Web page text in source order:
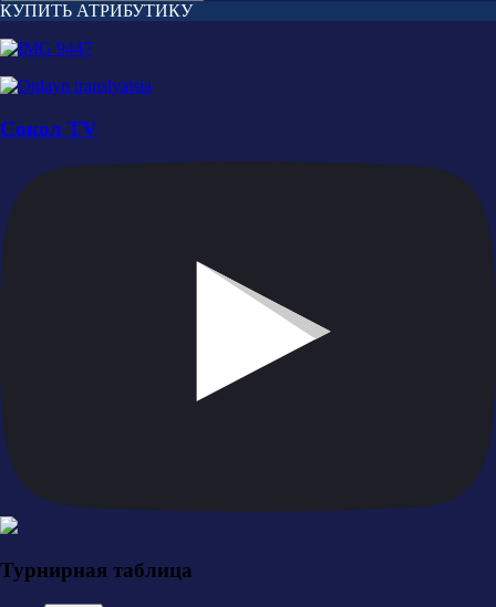
КУПИТЬ АТРИБУТИКУ
Сокол TV
Турнирная таблица